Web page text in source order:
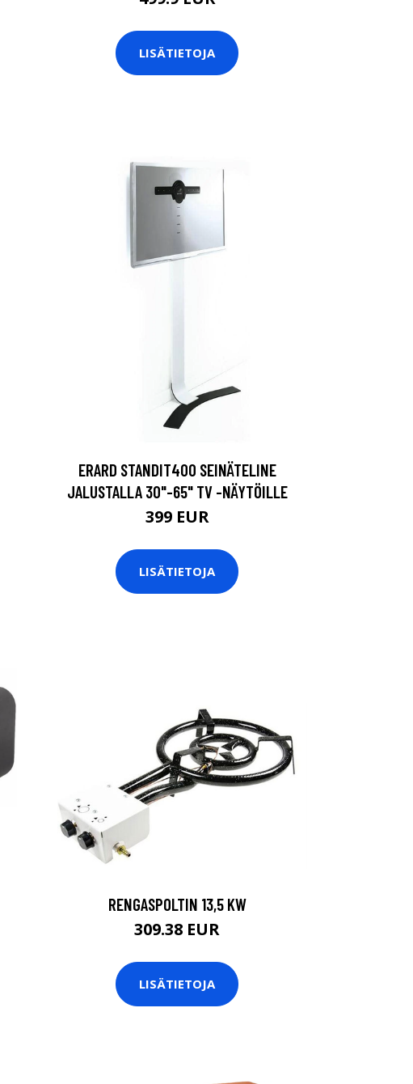
LISÄTIETOJA
ERARD STANDIT400 SEINÄTELINE
JALUSTALLA 30"-65" TV -NÄYTÖILLE
399 EUR
LISÄTIETOJA
RENGASPOLTIN 13,5 KW
309.38 EUR
LISÄTIETOJA